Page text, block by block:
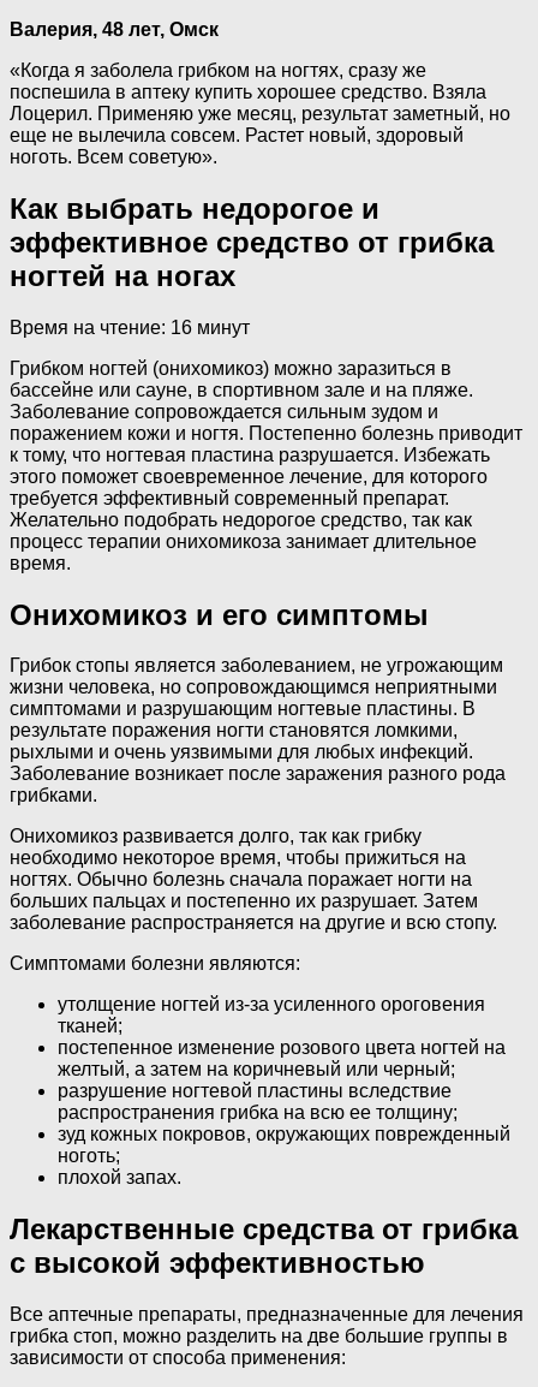
Валерия, 48 лет, Омск
«Когда я заболела грибком на ногтях, сразу же
поспешила в аптеку купить хорошее средство. Взяла
Лоцерил. Применяю уже месяц, результат заметный, но
еще не вылечила совсем. Растет новый, здоровый
ноготь. Всем советую».
Как выбрать недорогое и
эффективное средство от грибка
ногтей на ногах
Время на чтение: 16 минут
Грибком ногтей (онихомикоз) можно заразиться в
бассейне или сауне, в спортивном зале и на пляже.
Заболевание сопровождается сильным зудом и
поражением кожи и ногтя. Постепенно болезнь приводит
к тому, что ногтевая пластина разрушается. Избежать
этого поможет своевременное лечение, для которого
требуется эффективный современный препарат.
Желательно подобрать недорогое средство, так как
процесс терапии онихомикоза занимает длительное
время.
Онихомикоз и его симптомы
Грибок стопы является заболеванием, не угрожающим
жизни человека, но сопровождающимся неприятными
симптомами и разрушающим ногтевые пластины. В
результате поражения ногти становятся ломкими,
рыхлыми и очень уязвимыми для любых инфекций.
Заболевание возникает после заражения разного рода
грибками.
Онихомикоз развивается долго, так как грибку
необходимо некоторое время, чтобы прижиться на
ногтях. Обычно болезнь сначала поражает ногти на
больших пальцах и постепенно их разрушает. Затем
заболевание распространяется на другие и всю стопу.
Симптомами болезни являются:
утолщение ногтей из-за усиленного ороговения
тканей;
постепенное изменение розового цвета ногтей на
желтый, а затем на коричневый или черный;
разрушение ногтевой пластины вследствие
распространения грибка на всю ее толщину;
зуд кожных покровов, окружающих поврежденный
ноготь;
плохой запах.
Лекарственные средства от грибка
с высокой эффективностью
Все аптечные препараты, предназначенные для лечения
грибка стоп, можно разделить на две большие группы в
зависимости от способа применения: